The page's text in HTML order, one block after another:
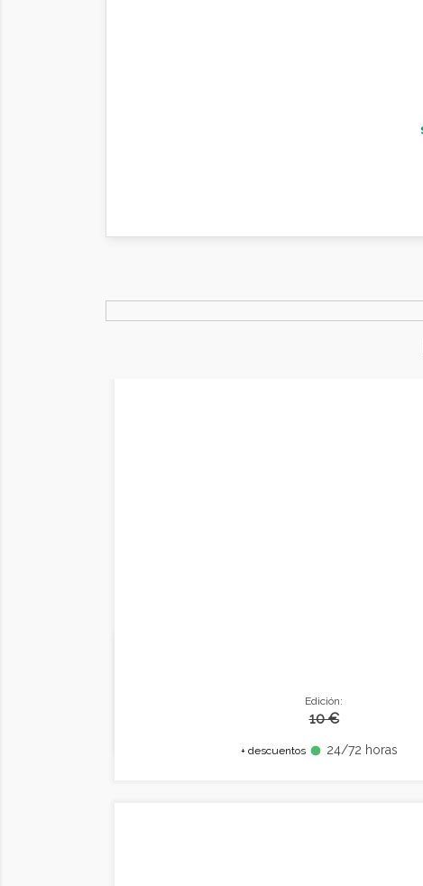
Edición:
10 €
+ descuentos fiber_manual_record 24/72 horas